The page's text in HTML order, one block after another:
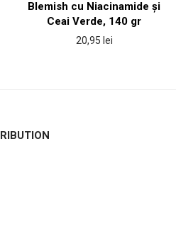
Blemish cu Niacinamide și
Ceai Verde, 140 gr
20,95 lei